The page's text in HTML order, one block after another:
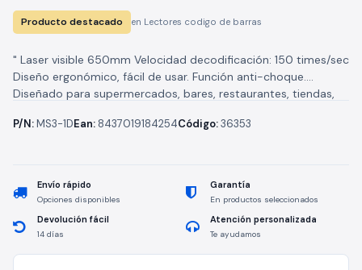
Producto destacado en Lectores codigo de barras
" Laser visible 650mm Velocidad decodificación: 150 times/sec
Diseño ergonómico, fácil de usar. Función anti-choque.
Diseñado para supermercados, bares, restaurantes, tiendas,
P/N:MS3-1DEan: 8437019184254Código:36353
Envío rápido
Opciones disponibles
Garantía
En productos seleccionados
Devolución fácil
14 días
Atención personalizada
Te ayudamos